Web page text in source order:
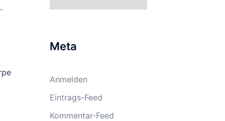
Meta
Anmelden
Eintrags-Feed
Kommentar-Feed